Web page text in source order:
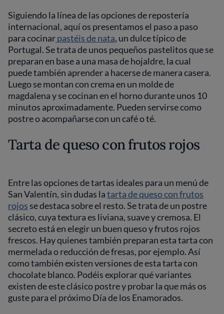
Siguiendo la línea de las opciones de repostería
internacional, aquí os presentamos el paso a paso
para cocinarpastéis de nata, un dulce típico de
Portugal. Se trata de unos pequeños pastelitos que se
preparan en base a una masa de hojaldre, la cual
puede también aprender a hacerse de manera casera.
Luego se montan con crema en un molde de
magdalena y se cocinan en el horno durante unos 10
minutos aproximadamente. Pueden servirse como
postre o acompañarse con un café o té.
Tarta de queso con frutos rojos
Entre las opciones de tartas ideales para un menú de
San Valentín, sin dudas latarta de queso con frutos
rojosse destaca sobre el resto. Se trata de un postre
clásico, cuya textura es liviana, suave y cremosa. El
secreto está en elegir un buen queso y frutos rojos
frescos. Hay quienes también preparan esta tarta con
mermelada o reducción de fresas, por ejemplo. Así
como también existen versiones de esta tarta con
chocolate blanco. Podéis explorar qué variantes
existen de este clásico postre y probar la que más os
guste para el próximo Día de los Enamorados.